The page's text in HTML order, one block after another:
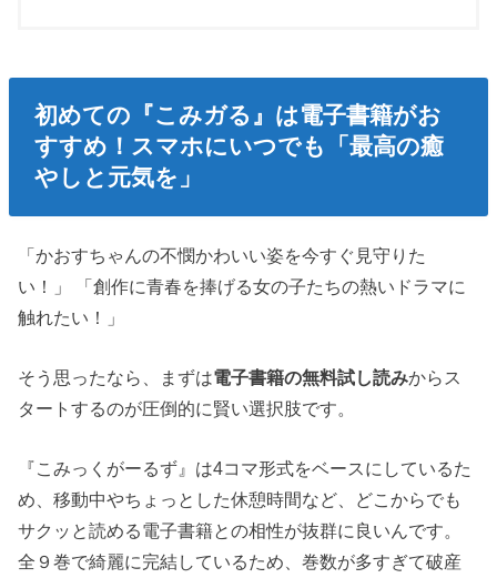
初めての『こみガる』は電子書籍がお
すすめ！スマホにいつでも「最高の癒
やしと元気を」
「かおすちゃんの不憫かわいい姿を今すぐ見守りた
い！」 「創作に青春を捧げる女の子たちの熱いドラマに
触れたい！」
そう思ったなら、まずは電子書籍の無料試し読みからス
タートするのが圧倒的に賢い選択肢です。
『こみっくがーるず』は4コマ形式をベースにしているた
め、移動中やちょっとした休憩時間など、どこからでも
サクッと読める電子書籍との相性が抜群に良いんです。
全９巻で綺麗に完結しているため、巻数が多すぎて破産